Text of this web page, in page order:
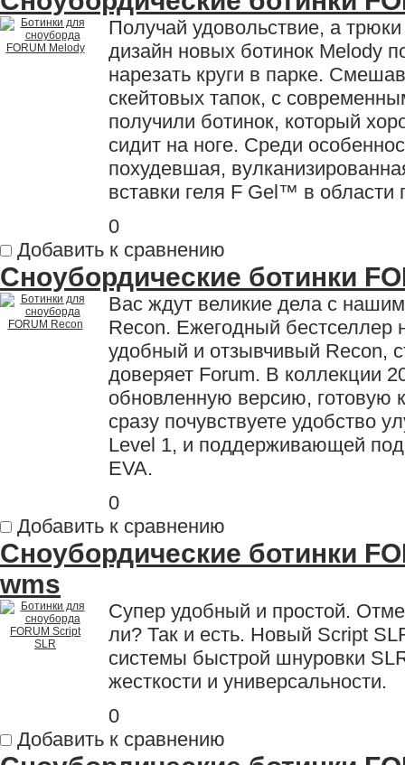
Получай удовольствие, а
дизайн новых ботинок Melody
нарезать круги в парке.
скейтовых тапок, с
получили ботинок, который
сидит на ноге. Среди
похудевшая,
вставки геля F Gel™ в области
0
Добавить к сравнению
Сноубордические ботинки
Вас ждут великие дела с
Recon. Ежегодный бестселлер
удобный и отзывчивый Recon,
доверяет Forum. В коллекции
обновленную версию,
сразу почувствуете удобство
Level 1, и поддерживающей
EVA.
0
Добавить к сравнению
Сноубордические ботинки
wms
Супер удобный и простой.
ли? Так и есть. Новый Script
системы быстрой шнуровки
жесткости и универсальности.
0
Добавить к сравнению